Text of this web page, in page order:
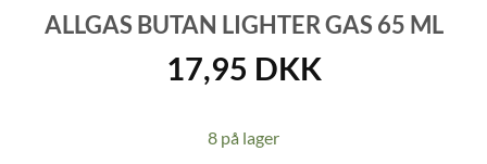
ALLGAS BUTAN LIGHTER GAS 65 ML
17,95 DKK
8 på lager